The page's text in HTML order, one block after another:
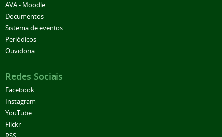
AVA - Moodle
Documentos
Sistema de eventos
Periódicos
Ouvidoria
Redes Sociais
Facebook
Instagram
YouTube
Flickr